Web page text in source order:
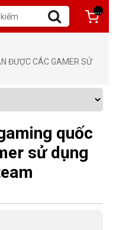
...
ĐƯỢC CÁC GAMER SỬ
quốc
sử dụng